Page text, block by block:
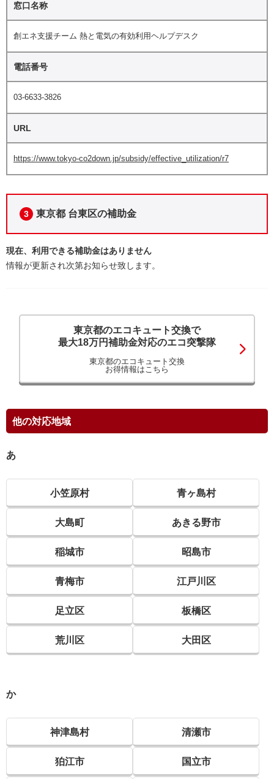
窓口名称
創エネ支援チーム 熱と電気の有効利用ヘルプデスク
電話番号
03-6633-3826
URL
https://www.tokyo-co2down.jp/subsidy/effective_utilization/r7
3 東京都 台東区の補助金
現在、利用できる補助金はありません
情報が更新され次第お知らせ致します。
東京都のエコキュート交換で
最大18万円補助金対応のエコ突撃隊
東京都のエコキュート交換
お得情報はこちら
他の対応地域
あ
小笠原村 青ヶ島村
大島町 あきる野市
稲城市 昭島市
青梅市 江戸川区
足立区 板橋区
荒川区 大田区
か
神津島村 清瀬市
狛江市 国立市